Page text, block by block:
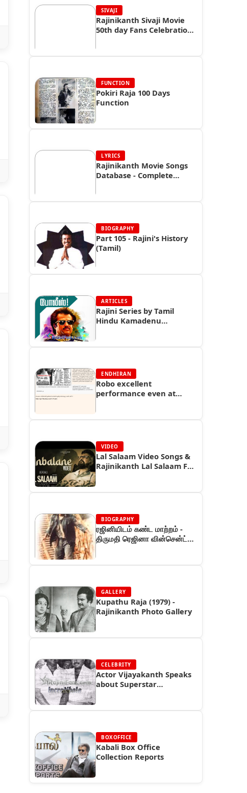
SIVAJI
Rajinikanth Sivaji Movie
50th day Fans Celebration
FUNCTION
Pokiri Raja 100 Days
Function
LYRICS
Rajinikanth Movie Songs
Database - Complete
BIOGRAPHY
Part 105 - Rajini's History
(Tamil)
ARTICLES
Rajini Series by Tamil
Hindu Kamadenu
ENDHIRAN
Robo excellent
performance even at
VIDEO
Lal Salaam Video Songs &
Rajinikanth Lal Salaam Full
BIOGRAPHY
ரஜினியிடம் கண்ட மாற்றம் -
திருமதி ரெஜினா வின்சென்ட்
GALLERY
Kupathu Raja (1979) -
Rajinikanth Photo Gallery
CELEBRITY
Actor Vijayakanth Speaks
about Superstar
BOXOFFICE
Kabali Box Office
Collection Reports